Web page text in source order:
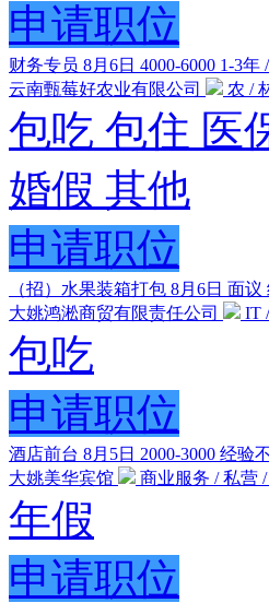
申请职位
财务专员 8月6日 4000-6000 1-3年
云南甄莓好农业有限公司
农 /
包吃 包住 医
婚假 其他
申请职位
（招）水果装箱打包 8月6日 面议
大姚鸿淞商贸有限责任公司
IT
包吃
申请职位
酒店前台 8月5日 2000-3000 经验
大姚美华宾馆
商业服务 / 私营 /
年假
申请职位